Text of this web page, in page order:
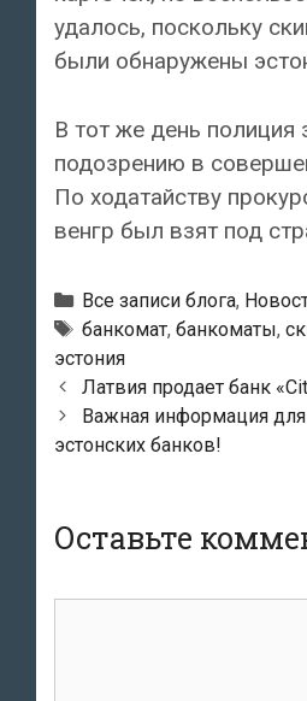
удалось, поскольку
были обнаружены
В тот же день
подозрению в
По ходатайству
венгр был взят под
Рубрики
Все записи блога,
Тэги
банкомат, банкоматы,
эстония
Навигация
по
записям
Латвия продает банк
Важная информация
эстонских банков!
Оставьте